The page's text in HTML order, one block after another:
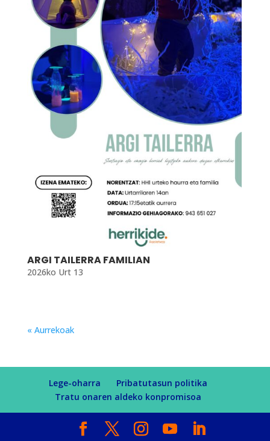
ARGI TAILERRA FAMILIAN
2026ko Urt 13
« Aurrekoak
Lege-oharra
Pribatutasun politika
Tratu onaren aldeko konpromisoa